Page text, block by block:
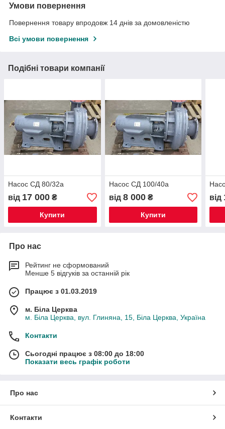
Умови повернення
Повернення товару впродовж 14 днів за домовленістю
Всі умови повернення
Подібні товари компанії
Насос СД 80/32а
від 17 000 ₴
Купити
Насос СД 100/40а
від 8 000₴
Купити
від
Про нас
Рейтинг не сформований
Менше 5 відгуків за останній рік
Працює з 01.03.2019
м. Біла Церква
м. Біла Церква, вул. Глиняна, 15, Біла Церква, Україна
Контакти
Сьогодні працює з 08:00 до 18:00
Показати весь графік роботи
Про нас
Контакти